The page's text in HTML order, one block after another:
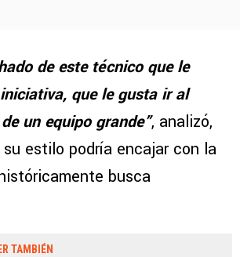
de este técnico que le
que le gusta ir al
un equipo grande”, analizó,
estilo podría encajar con la
busca
TAMBIÉN